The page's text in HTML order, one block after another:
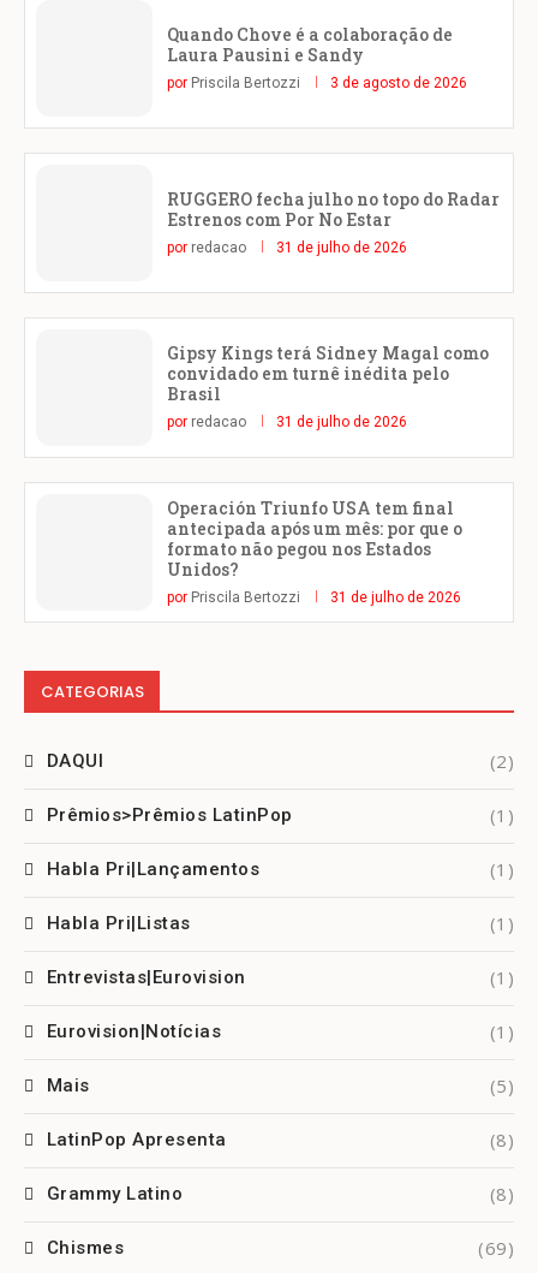
Quando Chove é a colaboração de
Laura Pausini e Sandy
por Priscila Bertozzi 3 de agosto de 2026
RUGGERO fecha julho no topo do Radar
Estrenos com Por No Estar
por redacao 31 de julho de 2026
Gipsy Kings terá Sidney Magal como
convidado em turnê inédita pelo
Brasil
por redacao 31 de julho de 2026
Operación Triunfo USA tem final
antecipada após um mês: por que o
formato não pegou nos Estados
Unidos?
por Priscila Bertozzi 31 de julho de 2026
CATEGORIAS
DAQUI (2)
Prêmios>Prêmios LatinPop (1)
Habla Pri|Lançamentos (1)
Habla Pri|Listas (1)
Entrevistas|Eurovision (1)
Eurovision|Notícias (1)
Mais (5)
LatinPop Apresenta (8)
Grammy Latino (8)
Chismes (69)